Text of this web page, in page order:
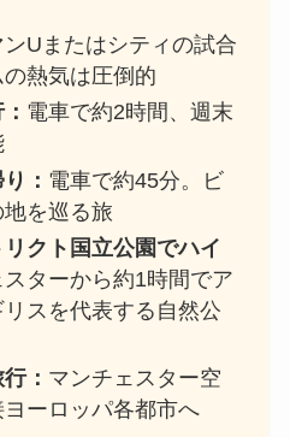
ンUまたはシティの試合
熱気は圧倒的
電車で約2時間、週末
： 電車で約45分。ビ
を巡る旅
クト国立公園でハイ
ターから約1時間でア
スを代表する自然公
： マンチェスター空
ーロッパ各都市へ